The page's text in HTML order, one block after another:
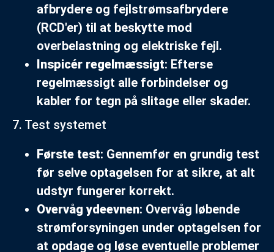
afbrydere og fejlstrømsafbrydere
(RCD'er) til at beskytte mod
overbelastning og elektriske fejl.
Inspicér regelmæssigt: Efterse
regelmæssigt alle forbindelser og
kabler for tegn på slitage eller skader.
7. Test systemet
Første test: Gennemfør en grundig test
før selve optagelsen for at sikre, at alt
udstyr fungerer korrekt.
Overvåg ydeevnen: Overvåg løbende
strømforsyningen under optagelsen for
at opdage og løse eventuelle problemer